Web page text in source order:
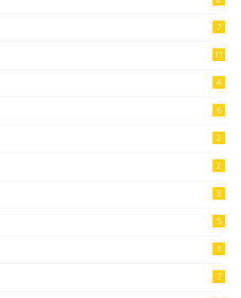
7
11
4
6
2
2
3
5
1
7